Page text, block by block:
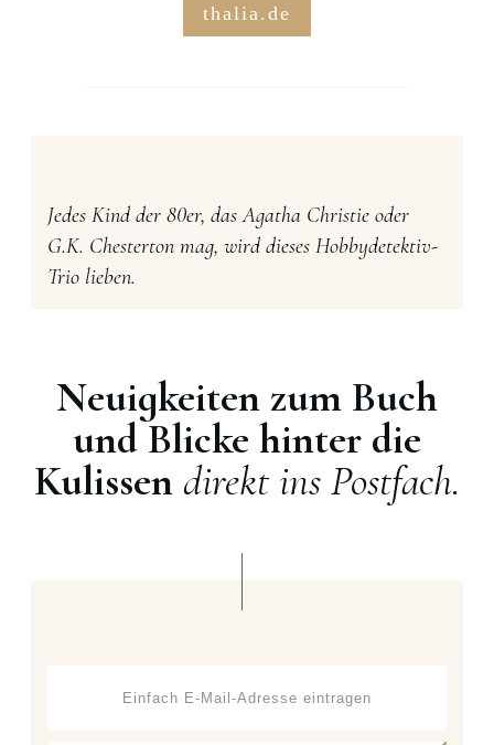
thalia.de
Jedes Kind der 80er, das Agatha Christie oder
G.K. Chesterton mag, wird dieses Hobbydetektiv-
Trio lieben.
Neuigkeiten zum Buch
und Blicke hinter die
Kulissen direkt ins Postfach.